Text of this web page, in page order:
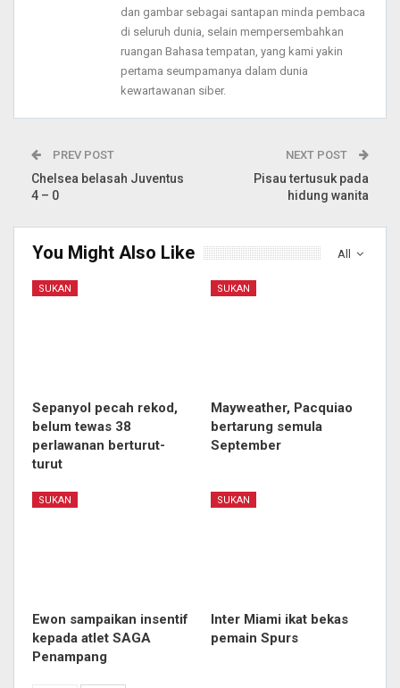
dan gambar sebagai santapan minda pembaca
di seluruh dunia, selain mempersembahkan
ruangan Bahasa tempatan, yang kami yakin
pertama seumpamanya dalam dunia
kewartawanan siber.
PREV POST
Chelsea belasah Juventus
4 – 0
NEXT POST
Pisau tertusuk pada
hidung wanita
All
You Might Also Like
SUKAN
Sepanyol pecah rekod,
belum tewas 38
perlawanan berturut-
turut
SUKAN
Mayweather, Pacquiao
bertarung semula
September
SUKAN
Ewon sampaikan insentif
kepada atlet SAGA
Penampang
SUKAN
Inter Miami ikat bekas
pemain Spurs